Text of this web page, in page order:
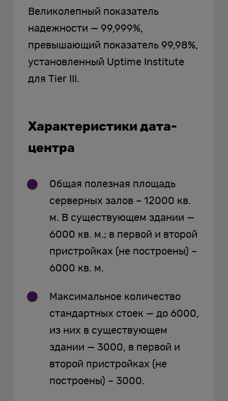
Великолепный показатель
надежности — 99,999%,
превышающий показатель 99,98%,
установленный Uptime Institute
для Tier III.
Характеристики дата-
центра
Общая полезная площадь
серверных залов – 12000 кв.
м. В существующем здании —
6000 кв. м.; в первой и второй
пристройках (не построены) –
6000 кв. м.
Максимальное количество
стандартных стоек — до 6000,
из них в существующем
здании — 3000, в первой и
второй пристройках (не
построены) – 3000.